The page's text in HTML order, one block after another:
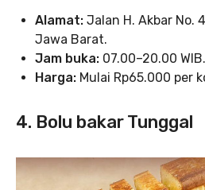
Alamat: Jalan H. Akbar No.
Jawa Barat.
Jam buka: 07.00–20.00 WIB.
Harga: Mulai Rp65.000 per
4. Bolu bakar Tunggal